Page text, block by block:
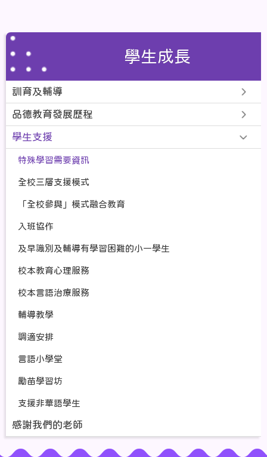
學生成長
訓育及輔導
品德教育發展歷程
學生支援
特殊學習需要資訊
全校三層支援模式
「全校參與」模式融合教育
入班協作
及早識別及輔導有學習困難的小一學生
校本教育心理服務
校本言語治療服務
輔導教學
調適安排
言語小學堂
勵苗學習坊
支援非華語學生
感謝我們的老師